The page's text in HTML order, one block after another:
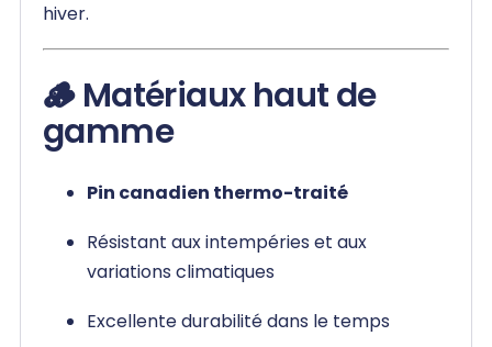
hiver.
🪵 Matériaux haut de
gamme
Pin canadien thermo-traité
Résistant aux intempéries et aux
variations climatiques
Excellente durabilité dans le temps